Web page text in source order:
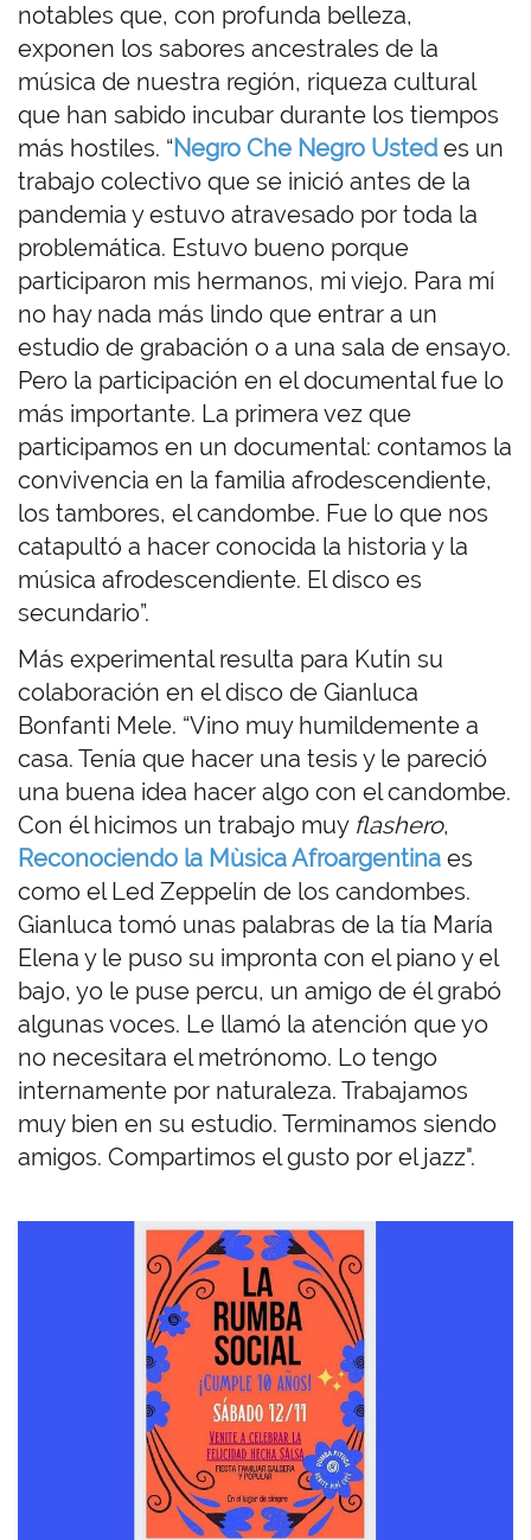
notables que, con profunda belleza,
exponen los sabores ancestrales de la
música de nuestra región, riqueza cultural
que han sabido incubar durante los tiempos
más hostiles. “Negro Che Negro Usted es un
trabajo colectivo que se inició antes de la
pandemia y estuvo atravesado por toda la
problemática. Estuvo bueno porque
participaron mis hermanos, mi viejo. Para mí
no hay nada más lindo que entrar a un
estudio de grabación o a una sala de ensayo.
Pero la participación en el documental fue lo
más importante. La primera vez que
participamos en un documental: contamos la
convivencia en la familia afrodescendiente,
los tambores, el candombe. Fue lo que nos
catapultó a hacer conocida la historia y la
música afrodescendiente. El disco es
secundario”.
Más experimental resulta para Kutín su
colaboración en el disco de Gianluca
Bonfanti Mele. “Vino muy humildemente a
casa. Tenía que hacer una tesis y le pareció
una buena idea hacer algo con el candombe.
Con él hicimos un trabajo muy flashero,
Reconociendo la Mùsica Afroargentina es
como el Led Zeppelín de los candombes.
Gianluca tomó unas palabras de la tía María
Elena y le puso su impronta con el piano y el
bajo, yo le puse percu, un amigo de él grabó
algunas voces. Le llamó la atención que yo
no necesitara el metrónomo. Lo tengo
internamente por naturaleza. Trabajamos
muy bien en su estudio. Terminamos siendo
amigos. Compartimos el gusto por el jazz".